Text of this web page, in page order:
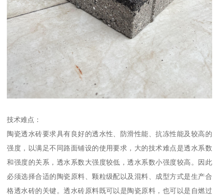
技术难点：
陶瓷透水砖要求具有良好的透水性、防滑性能、抗冻性能及较高的
强度，以满足不同路面铺设的使用要求，大的技术难点是透水系数
和强度的关系，透水系数大强度较低，透水系数小强度较高。因此
必须选择合适的陶瓷原料、颗粒级配以及混料、成型方式是生产合
格透水砖的关键。透水砖原料既可以是陶瓷原料，也可以是自燃过